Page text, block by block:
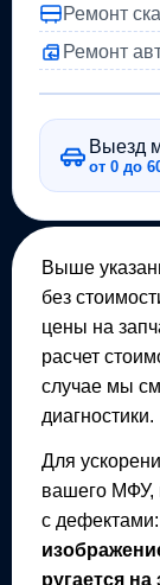
Ремонт
Ремонт
Выезд
от 0 до
Выше
без
цены на
расчет
случае мы
диагностики.
Для
вашего МФУ,
с дефектами:
ругается